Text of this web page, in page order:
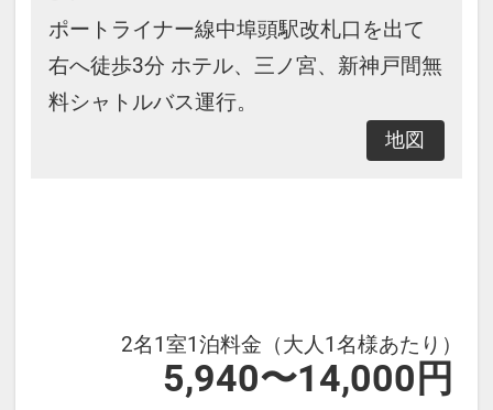
ポートライナー線中埠頭駅改札口を出て
右へ徒歩3分 ホテル、三ノ宮、新神戸間無
料シャトルバス運行。
地図
2名1室1泊料金（大人1名様あたり）
5,940〜14,000円